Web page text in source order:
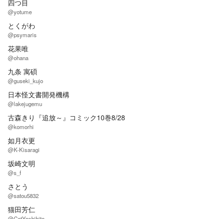
四つ目
@yotume
とくがわ
@psymaris
花果唯
@ohana
九条 寓碩
@guseki_kujo
日本怪文書開発機構
@lakejugemu
古森きり『追放～』コミック10巻8/28
@komorhi
如月衣更
@K-Kisaragi
坂崎文明
@s_f
さとう
@satou5832
猫田芳仁